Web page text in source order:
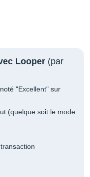
Looper (par
"Excellent" sur
(quelque soit le mode